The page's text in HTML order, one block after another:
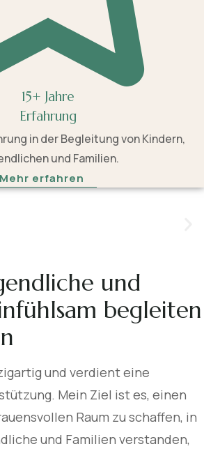
15+ Jahre
Erfahrung
in der Begleitung von Kindern,
und Familien.
Mehr erfahren
und
begleiten
und verdient eine
Mein Ziel ist es, einen
Raum zu schaffen, in
und Familien verstanden,